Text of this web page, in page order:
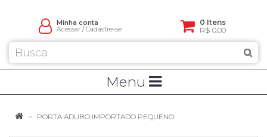
Minha conta
Acessar/Cadastre-se
0 Itens
R$ 0,00
Menu
PORTA ADUBO IMPORTADO PEQUENO